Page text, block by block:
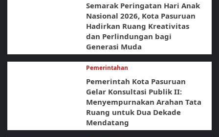
Semarak Peringatan Hari Anak
Nasional 2026, Kota Pasuruan
Hadirkan Ruang Kreativitas
dan Perlindungan bagi
Generasi Muda
Pemerintahan
Pemerintah Kota Pasuruan
Gelar Konsultasi Publik II:
Menyempurnakan Arahan Tata
Ruang untuk Dua Dekade
Mendatang